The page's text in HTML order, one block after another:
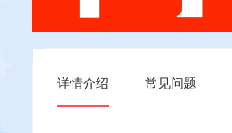
详情介绍 常见问题